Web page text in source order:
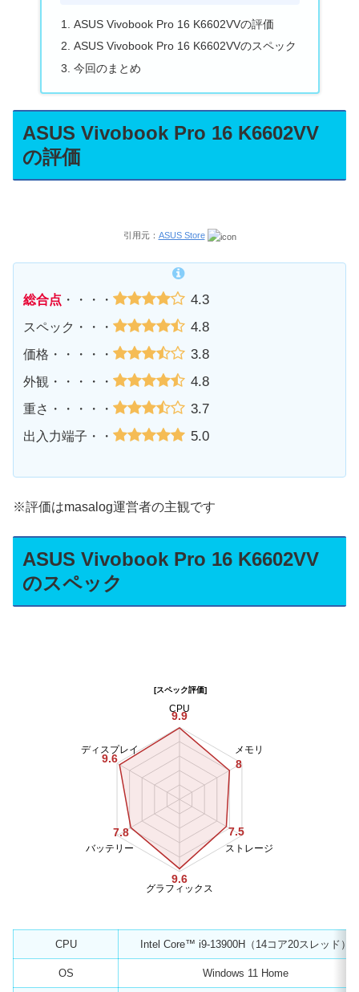
ASUS Vivobook Pro 16 K6602VVの評価
ASUS Vivobook Pro 16 K6602VVのスペック
今回のまとめ
ASUS Vivobook Pro 16 K6602VV
の評価
引用元： ASUS Store
総合点 ・・・・ 4.3
スペック・・・ 4.8
価格・・・・・ 3.8
外観・・・・・ 4.8
重さ・・・・・ 3.7
出入力端子・・ 5.0
※評価はmasalog運営者の主観です
ASUS Vivobook Pro 16 K6602VV
のスペック
[スペック評価]
9.6
9.9
8
7.5
9.6
7.8
ディスプレイ
CPU
メモリ
ストレージ
グラフィックス
バッテリー
CPU Intel Core™ i9-13900H（14コア20スレッド）
OS Windows 11 Home